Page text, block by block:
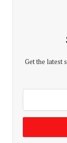
Get the latest